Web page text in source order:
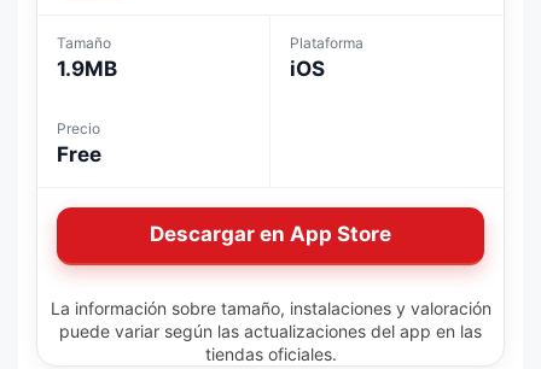
Tamaño
1.9MB
Plataforma
iOS
Precio
Free
Descargar en App Store
La información sobre tamaño, instalaciones y valoración
puede variar según las actualizaciones del app en las
tiendas oficiales.